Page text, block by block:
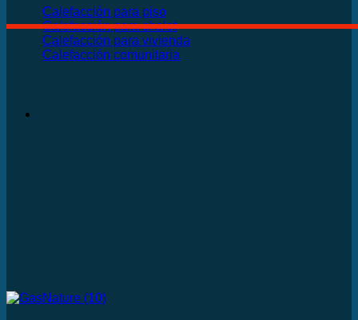
Calefacción para piso
Calefacción para chalet
Calefacción para vivienda
Calefacción comunitaria